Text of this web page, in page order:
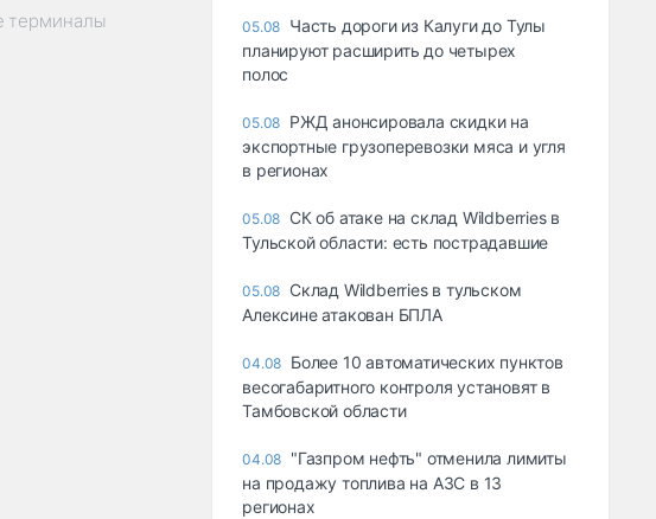
терминалы 05.08 Часть дороги из Калуги до Тулы
планируют расширить до четырех
полос
05.08 РЖД анонсировала скидки на
экспортные грузоперевозки мяса и угля
в регионах
05.08 СК об атаке на склад Wildberries в
Тульской области: есть пострадавшие
05.08 Склад Wildberries в тульском
Алексине атакован БПЛА
04.08 Более 10 автоматических пунктов
весогабаритного контроля установят в
Тамбовской области
04.08 "Газпром нефть" отменила лимиты
на продажу топлива на АЗС в 13
регионах